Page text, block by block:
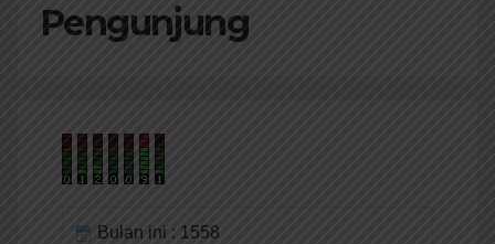
Pengunjung
Bulan ini : 1558